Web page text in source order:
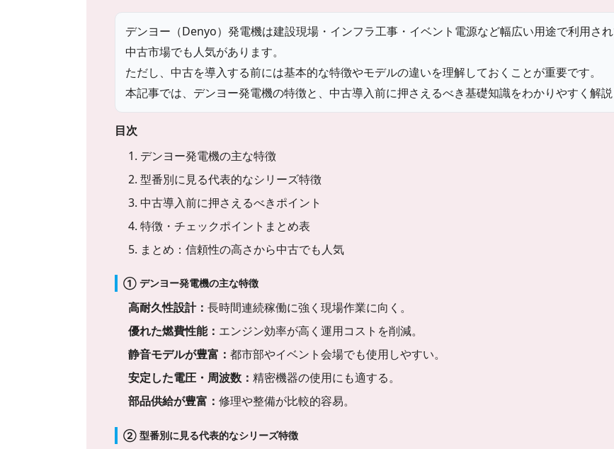
デンヨー（Denyo）発電機は建設現場・インフラ工事・イベント電源など幅広い用途で利用さ
中古市場でも人気があります。
ただし、中古を導入する前には基本的な特徴やモデルの違いを理解しておくことが重要です。
本記事では、デンヨー発電機の特徴と、中古導入前に押さえるべき基礎知識をわかりやすく解説
目次
1. デンヨー発電機の主な特徴
2. 型番別に見る代表的なシリーズ特徴
3. 中古導入前に押さえるべきポイント
4. 特徴・チェックポイントまとめ表
5. まとめ：信頼性の高さから中古でも人気
① デンヨー発電機の主な特徴
高耐久性設計：長時間連続稼働に強く現場作業に向く。
優れた燃費性能： エンジン効率が高く運用コストを削減。
静音モデルが豊富：都市部やイベント会場でも使用しやすい。
安定した電圧・周波数：精密機器の使用にも適する。
部品供給が豊富：修理や整備が比較的容易。
② 型番別に見る代表的なシリーズ特徴